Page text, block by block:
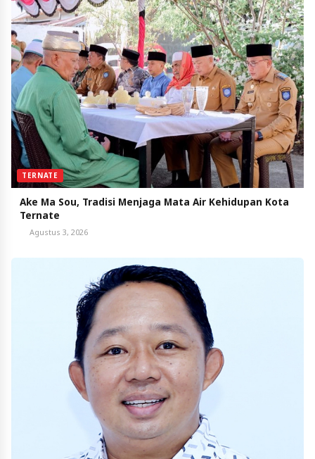
TERNATE
Ake Ma Sou, Tradisi Menjaga Mata Air Kehidupan Kota
Ternate
Agustus 3, 2026